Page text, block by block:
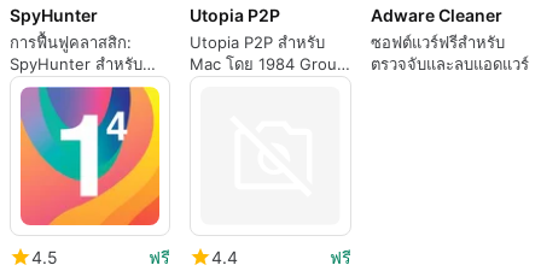
SpyHunter
การฟื้นฟูคลาสสิก:
SpyHunter สำหรับ
Mac
Utopia P2P
Utopia P2P สำหรับ
Mac โดย 1984 Group
LP
Adware Cleaner
ซอฟต์แวร์ฟรีสำหรับ
ตรวจจับและลบแอดแวร์
4.5
ฟรี
4.4
ฟรี